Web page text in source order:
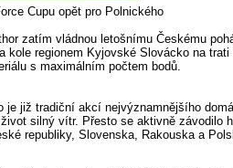
Cupu opět pro Polnického
zatím vládnou letošnímu Českému
kole regionem Kyjovské Slovácko na
s maximálním počtem bodů.
je již tradiční akcí nejvýznamnějšího
silný vítr. Přesto se aktivně závodilo
republiky, Slovenska, Rakouska a